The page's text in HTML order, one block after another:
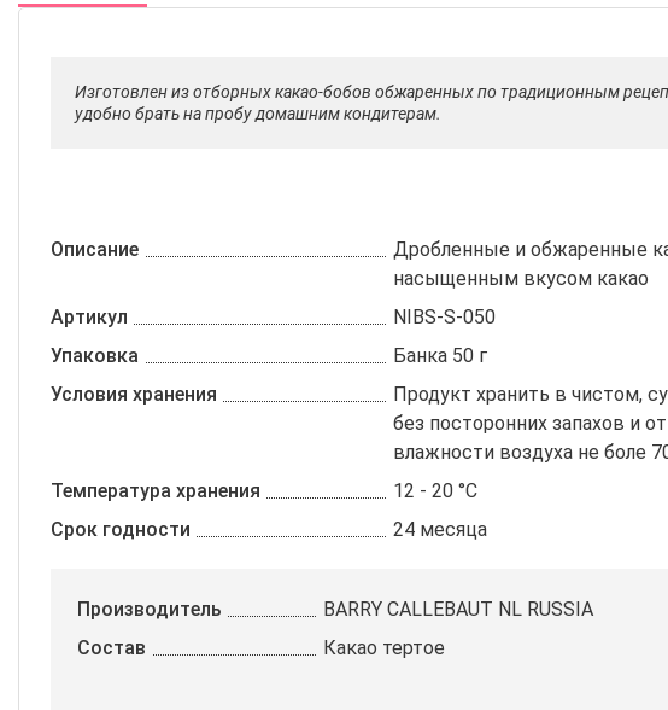
Изготовлен из отборных какао-бобов обжаренных по традиционным
удобно брать на пробу домашним кондитерам.
Описание
Дробленные и обжаренные
насыщенным вкусом какао
Артикул
NIBS-S-050
Упаковка
Банка 50 г
Условия хранения
Продукт хранить в чистом,
без посторонних запахов и
влажности воздуха не боле
Температура хранения
12 - 20 °C
Срок годности
24 месяца
Производитель
BARRY CALLEBAUT NL RUSSIA
Состав
Какао тертое